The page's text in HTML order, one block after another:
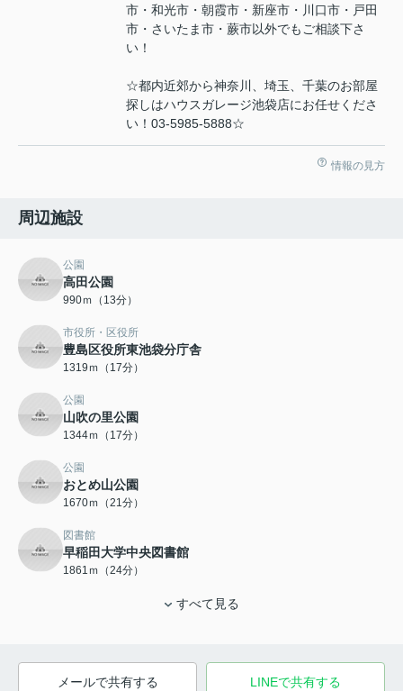
市・和光市・朝霞市・新座市・川口市・戸田
市・さいたま市・蕨市以外でもご相談下さ
い！
☆都内近郊から神奈川、埼玉、千葉のお部屋
探しはハウスガレージ池袋店にお任せくださ
い！03-5985-5888☆
情報の見方
周辺施設
公園
高田公園
990ｍ（13分）
市役所・区役所
豊島区役所東池袋分庁舎
1319ｍ（17分）
公園
山吹の里公園
1344ｍ（17分）
公園
おとめ山公園
1670ｍ（21分）
図書館
早稲田大学中央図書館
1861ｍ（24分）
すべて見る
メールで共有する LINEで共有する